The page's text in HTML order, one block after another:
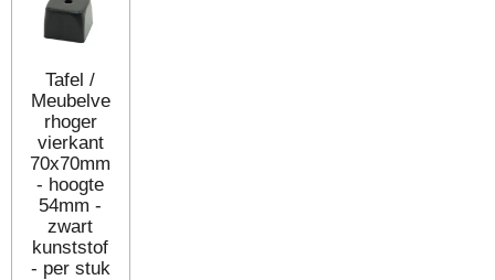
Tafel /
Meubelve
rhoger
vierkant
70x70mm
- hoogte
54mm -
zwart
kunststof
- per stuk